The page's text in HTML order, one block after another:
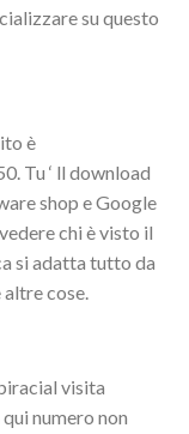
su questo
è
Tu ‘ ll download
shop e Google
chi è visto il
si adatta tutto da
cose.
visita
numero non